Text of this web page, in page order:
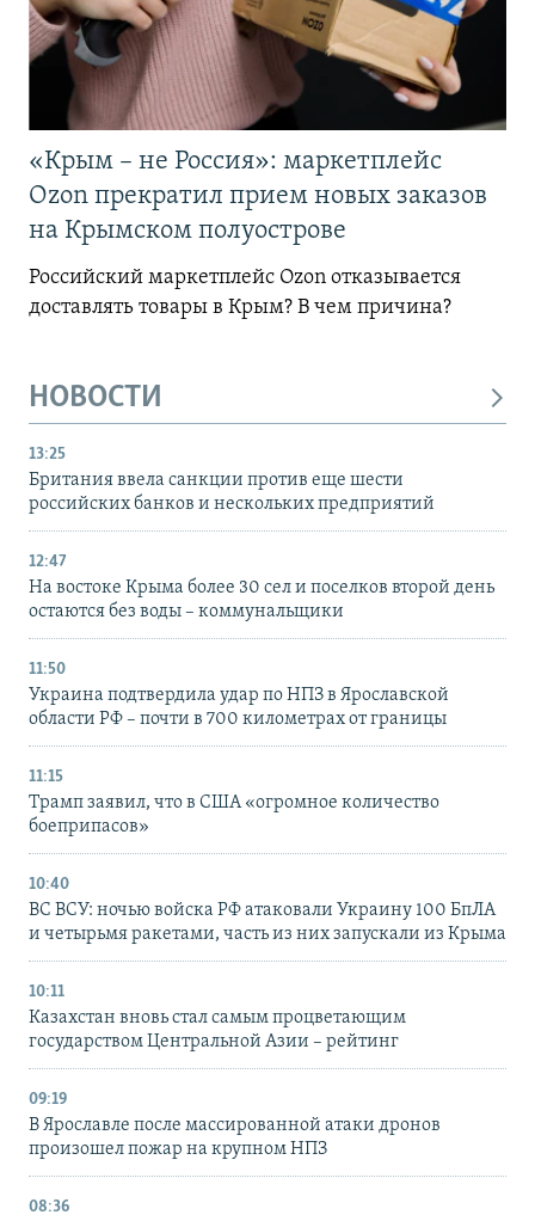
«Крым – не Россия»: маркетплейс
Ozon прекратил прием новых заказов
на Крымском полуострове
Российский маркетплейс Ozon отказывается
доставлять товары в Крым? В чем причина?
НОВОСТИ
13:25
Британия ввела санкции против еще шести
российских банков и нескольких предприятий
12:47
На востоке Крыма более 30 сел и поселков второй день
остаются без воды – коммунальщики
11:50
Украина подтвердила удар по НПЗ в Ярославской
области РФ – почти в 700 километрах от границы
11:15
Трамп заявил, что в США «огромное количество
боеприпасов»
10:40
ВС ВСУ: ночью войска РФ атаковали Украину 100 БпЛА
и четырьмя ракетами, часть из них запускали из Крыма
10:11
Казахстан вновь стал самым процветающим
государством Центральной Азии – рейтинг
09:19
В Ярославле после массированной атаки дронов
произошел пожар на крупном НПЗ
08:36